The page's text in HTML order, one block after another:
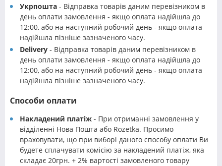
Укрпошта - Відправка товарів даним перевізником в
день оплати замовлення - якщо оплата надійшла до
12:00, або на наступний робочий день - якщо оплата
надійшла пізніше зазначеного часу.
Delivery - Відправка товарів даним перевізником в
день оплати замовлення - якщо оплата надійшла до
12:00, або на наступний робочий день - якщо оплата
надійшла пізніше зазначеного часу.
Способи оплати
Накладений платіж - При отриманні замовлення у
відділенні Нова Пошта або Rozetka. Просимо
враховувати, що при виборі даного способу оплати Ви
будете сплачувати комісію за накладений платіж, яка
складає 20грн. + 2% вартості замовленого товару